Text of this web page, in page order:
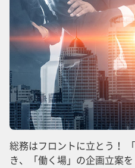
総務はフロントに立とう！
き、「働く場」の企画立案を